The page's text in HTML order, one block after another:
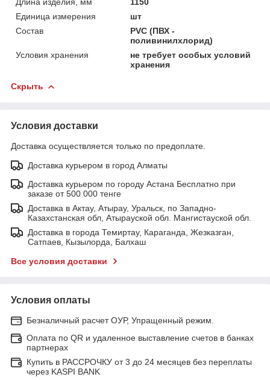
Единица измерения
шт
Состав
PVC (ПВХ -
поливинилхлорид)
Условия хранения
не требует особых условий
хранения
Скрыть
Условия доставки
Доставка осуществляется только по предоплате.
Доставка курьером в город Алматы
Доставка курьером по городу Астана Бесплатно при
заказе от 500 000 тенге
Доставка в Актау, Атырау, Уральск, по Западно-
Казахстанская обл, Атырауской обл. Мангистауской обл.
Доставка в города Темиртау, Караганда, Жезказган,
Сатпаев, Кызылорда, Балхаш
Все условия доставки
Условия оплаты
Безналичный расчет ОУР, Упращенный режим.
Оплата по QR и удаленное выставление счетов в банках
партнерах
Купить в РАССРОЧКУ от 3 до 24 месяцев без переплаты
через KASPI BANK